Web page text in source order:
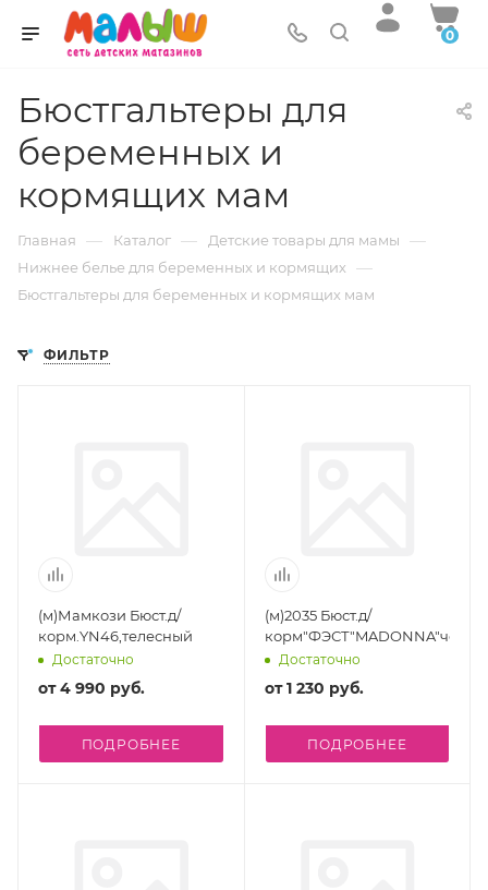
0
Бюстгальтеры для
беременных и
кормящих мам
Главная — Каталог — Детские товары для мамы —
Нижнее белье для беременных и кормящих —
Бюстгальтеры для беременных и кормящих мам
ФИЛЬТР
(м)Мамкози Бюст.д/
корм.YN46,телесный
Достаточно
от4 990 руб.
ПОДРОБНЕЕ
(м)2035 Бюст.д/
Достаточно
от1 230 руб.
ПОДРОБНЕЕ